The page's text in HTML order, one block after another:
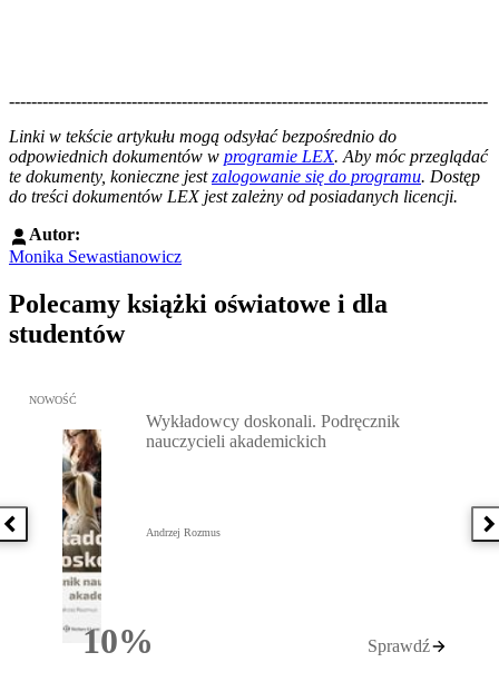
--------------------------------------------------------------------------------------
Linki w tekście artykułu mogą odsyłać bezpośrednio do
odpowiednich dokumentów w programie LEX. Aby móc przeglądać
te dokumenty, konieczne jestzalogowanie się do programu. Dostęp
do treści dokumentów LEX jest zależny od posiadanych licencji.
Autor:
Monika Sewastianowicz
Polecamy książki oświatowe i dla
studentów
Poprzednia książka
Przejdź do: Wykładowcy doskonali. Podręcznik nauczycieli
NOWOŚĆ
10%Rabatu
Wykładowcy doskonali. Podręcznik
nauczycieli akademickich
Andrzej Rozmus
Sprawdź